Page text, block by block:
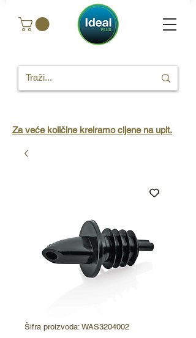
Za veće količine kreiramo cijene na upit.
Šifra proizvoda: WAS3204002